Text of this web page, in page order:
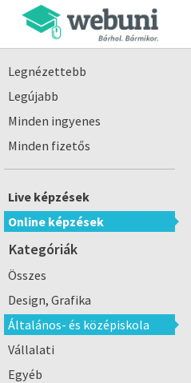
Legnézettebb
Legújabb
Minden ingyenes
Minden fizetős
Live képzések
Online képzések
Kategóriák
Összes
Design, Grafika
Általános- és középiskola
Vállalati
Egyéb